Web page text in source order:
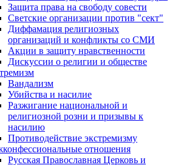
Защита права на свободу совести
Светские организации против "сект"
Диффамация религиозных
организаций и конфликты со СМИ
Акции в защиту нравственности
Дискуссии о религии и обществе
Вандализм
Убийства и насилие
Разжигание национальной и
религиозной розни и призывы к
насилию
Противодействие экстремизму
отношения
Русская Православная Церковь и